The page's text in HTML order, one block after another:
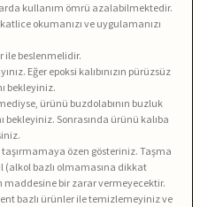
kullanım ömrü azalabilmektedir.
okumanızı ve uygulamanızı
ile beslenmelidir.
Eğer epoksi kalıbınızın pürüzsüz
bekleyiniz.
ürünü buzdolabının buzluk
bekleyiniz. Sonrasında ürünü kalıba
özen gösteriniz. Taşma
bazlı olmamasına dikkat
maddesine bir zarar vermeyecektir.
bazlı ürünler ile temizlemeyiniz ve